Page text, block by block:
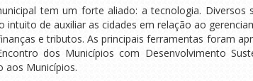
tem um forte aliado: a tecnologia. Diversos
intuito de auxiliar as cidades em relação ao
e tributos. As principais ferramentas foram
dos Municípios com Desenvolvimento
aos Municípios.